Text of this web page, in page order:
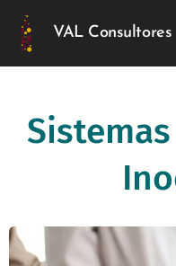
VAL Consultores